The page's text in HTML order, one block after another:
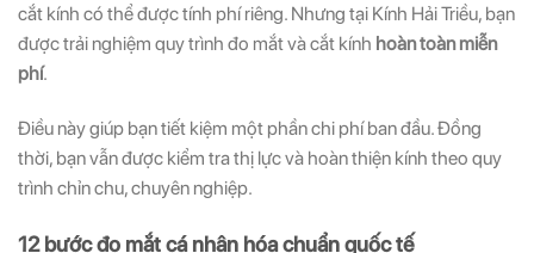
cắt kính có thể được tính phí riêng. Nhưng tại Kính Hải Triều, bạn
được trải nghiệm quy trình đo mắt và cắt kính hoàn toàn miễn
phí.
Điều này giúp bạn tiết kiệm một phần chi phí ban đầu. Đồng
thời, bạn vẫn được kiểm tra thị lực và hoàn thiện kính theo quy
trình chỉn chu, chuyên nghiệp.
12 bước đo mắt cá nhân hóa chuẩn quốc tế